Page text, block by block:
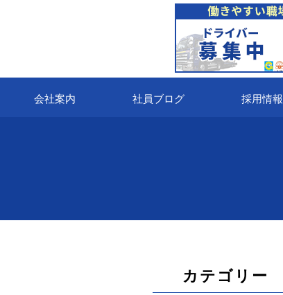
会社案内 社員ブログ 採用情報
カテゴリー